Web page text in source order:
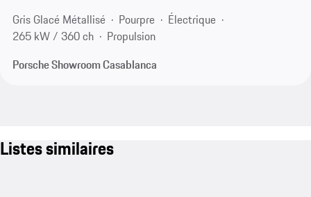
Gris Glacé Métallisé
Pourpre
Électrique
265 kW / 360 ch
Propulsion
Porsche Showroom Casablanca
Listes similaires